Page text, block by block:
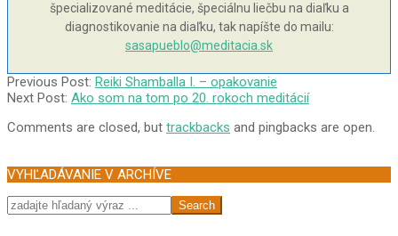
špecializované meditácie, špeciálnu liečbu na diaľku a
diagnostikovanie na diaľku, tak napíšte do mailu:
sasapueblo@meditacia.sk
2020-
03-
Previous Post: Reiki Shamballa I. – opakovanie
Next Post: Ako som na tom po 20. rokoch meditácií
Comments are closed, but trackbacks and pingbacks are open.
VYHĽADÁVANIE V ARCHÍVE
Search